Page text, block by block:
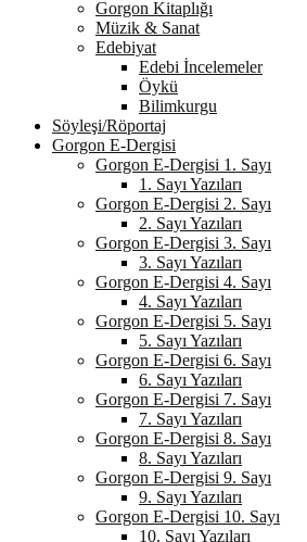
Gorgon Kitaplığı
Müzik & Sanat
Edebiyat
Edebi İncelemeler
Öykü
Bilimkurgu
Söyleşi/Röportaj
Gorgon E-Dergisi
Gorgon E-Dergisi 1. Sayı
1. Sayı Yazıları
Gorgon E-Dergisi 2. Sayı
2. Sayı Yazıları
Gorgon E-Dergisi 3. Sayı
3. Sayı Yazıları
Gorgon E-Dergisi 4. Sayı
4. Sayı Yazıları
Gorgon E-Dergisi 5. Sayı
5. Sayı Yazıları
Gorgon E-Dergisi 6. Sayı
6. Sayı Yazıları
Gorgon E-Dergisi 7. Sayı
7. Sayı Yazıları
Gorgon E-Dergisi 8. Sayı
8. Sayı Yazıları
Gorgon E-Dergisi 9. Sayı
9. Sayı Yazıları
Gorgon E-Dergisi 10. Sayı
10. Sayı Yazıları